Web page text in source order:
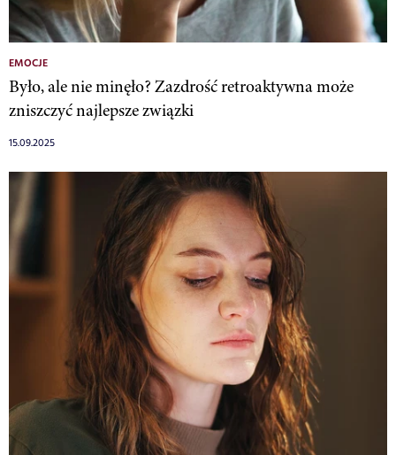
EMOCJE
Było, ale nie minęło? Zazdrość retroaktywna może
zniszczyć najlepsze związki
15.09.2025